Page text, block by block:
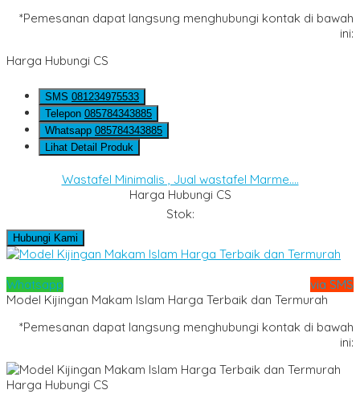
*Pemesanan dapat langsung menghubungi kontak di bawah
ini:
Harga Hubungi CS
SMS 081234975533
Telepon 085784343885
Whatsapp 085784343885
Lihat Detail Produk
Wastafel Minimalis , Jual wastafel Marme....
Harga Hubungi CS
Stok:
Hubungi Kami
Whatsapp
via SMS
Model Kijingan Makam Islam Harga Terbaik dan Termurah
*Pemesanan dapat langsung menghubungi kontak di bawah
ini:
Harga Hubungi CS